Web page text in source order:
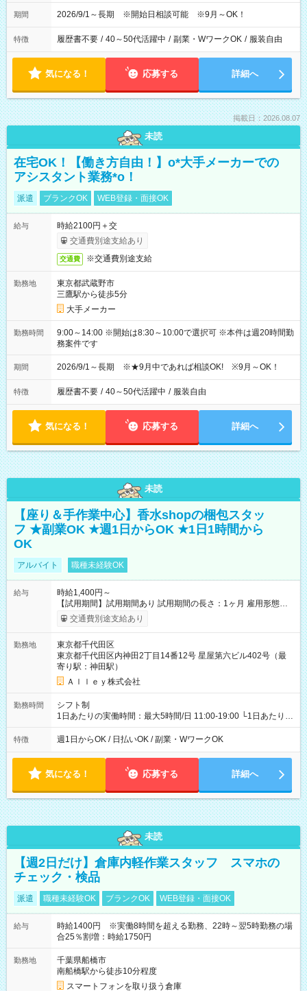
期間 2026/9/1～長期 ※開始日相談可能 ※9月～OK！
特徴 履歴書不要 / 40～50代活躍中 / 副業・WワークOK / 服装自由
気になる！ 応募する 詳細へ
掲載日：2026.08.07
未読
在宅OK！【働き方自由！】o*大手メーカーでの
アシスタント業務*o！
派遣 ブランクOK WEB登録・面接OK
給与
時給2100円＋交
交通費別途支給あり
交通費 ※交通費別途支給
勤務地
東京都武蔵野市
三鷹駅から徒歩5分
大手メーカー
勤務時間
9:00～14:00 ※開始は8:30～10:00で選択可 ※本件は週20時間勤
務案件です
期間 2026/9/1～長期 ※★9月中であれば相談OK! ※9月～OK！
特徴 履歴書不要 / 40～50代活躍中 / 服装自由
気になる！ 応募する 詳細へ
未読
【座り＆手作業中心】香水shopの梱包スタッ
フ ★副業OK ★週1日からOK ★1日1時間から
OK
アルバイト 職種未経験OK
給与
時給1,400円～
【試用期間】試用期間あり 試用期間の長さ：1ヶ月 雇用形態、
給与は本採用時と同じです。
交通費別途支給あり
勤務地
東京都千代田区
東京都千代田区内神田2丁目14番12号 星屋第六ビル402号（最
寄り駅：神田駅）
Ａｌｌｅｙ株式会社
勤務時間
シフト制
1日あたりの実働時間：最大5時間/日 11:00-19:00 └1日あたりの
実働時間：1-5時間 └上記の時間帯内であれば、いつでも勤務可
能！ └平日・土曜日の中で、お好きな曜日でご勤務いただけま
18:00 などのように、自由な働き方が可能なお仕事です！
特徴 週1日からOK / 日払いOK / 副業・WワークOK
気になる！ 応募する 詳細へ
未読
【週2日だけ】倉庫内軽作業スタッフ スマホの
チェック・検品
派遣 職種未経験OK ブランクOK WEB登録・面接OK
給与
時給1400円 ※実働8時間を超える勤務、22時～翌5時勤務の場
合25％割増：時給1750円
勤務地
千葉県船橋市
南船橋駅から徒歩10分程度
スマートフォンを取り扱う倉庫